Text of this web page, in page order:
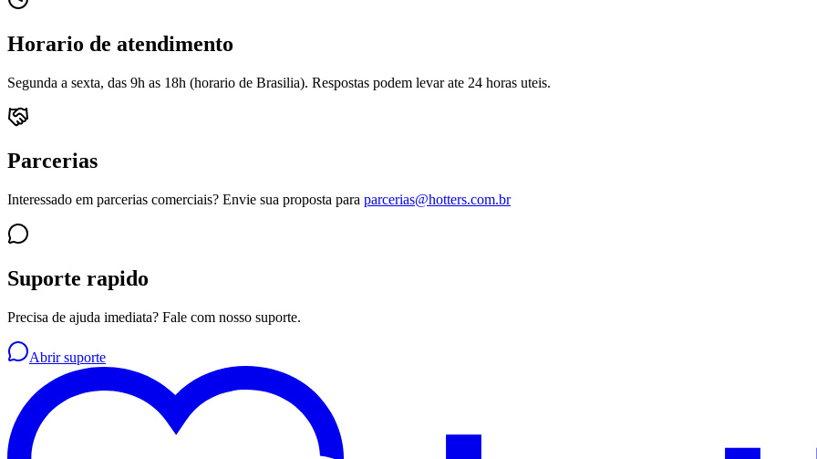
Horario de atendimento
Segunda a sexta, das 9h as 18h (horario de Brasilia). Respostas podem levar ate 24 horas uteis.
Parcerias
Interessado em parcerias comerciais? Envie sua proposta para parcerias@hotters.com.br
Suporte rapido
Precisa de ajuda imediata? Fale com nosso suporte.
Abrir suporte